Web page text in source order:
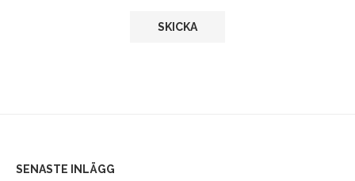
SENASTE INLÄGG